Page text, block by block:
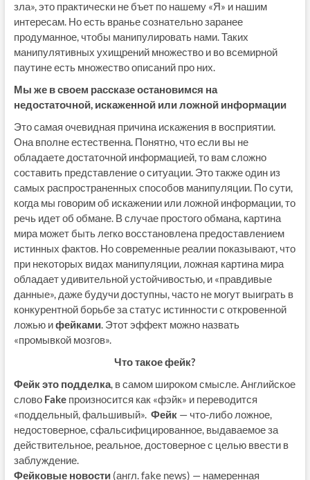
зла», это практически не бъет по нашему «Я» и нашим
интересам. Но есть вранье сознательно заранее
продуманное, чтобы манипулировать нами. Таких
манипулятивных ухищрений множество и во всемирной
паутине есть множество описаний про них.
Мы же в своем рассказе остановимся на
недостаточной, искаженной или ложной информации
Это самая очевидная причина искажения в восприятии.
Она вполне естественна. Понятно, что если вы не
обладаете достаточной информацией, то вам сложно
составить представление о ситуации. Это также один из
самых распространенных способов манипуляции. По сути,
когда мы говорим об искажении или ложной информации, то
речь идет об обмане. В случае простого обмана, картина
мира может быть легко восстановлена предоставлением
истинных фактов. Но современные реалии показывают, что
при некоторых видах манипуляции, ложная картина мира
обладает удивительной устойчивостью, и «правдивые
данные», даже будучи доступны, часто не могут выиграть в
конкурентной борьбе за статус истинности с откровенной
ложью ифейками. Этот эффект можно назвать
«промывкой мозгов».
Что такое фейк?
Фейк это подделка, в самом широком смысле. Английское
слово Fakeпроизносится как «фэйк» и переводится
«поддельный, фальшивый». Фейк— что-либо ложное,
недостоверное, сфальсифицированное, выдаваемое за
действительное, реальное, достоверное с целью ввести в
заблуждение.
Фейковые новости(англ. fake news) — намеренная